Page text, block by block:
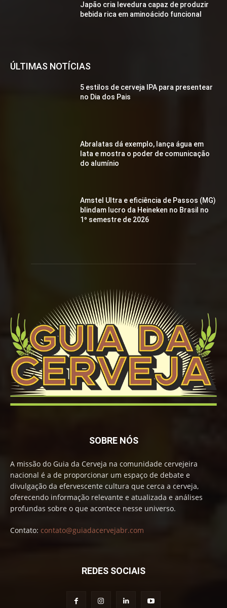
Japão cria levedura capaz de produzir
bebida rica em aminoácido funcional
ÚLTIMAS NOTÍCIAS
5 estilos de cerveja IPA para presentear
no Dia dos Pais
Abralatas dá exemplo, lança água em
lata e mostra o poder de comunicação
do alumínio
Amstel Ultra e eficiência de Passos (MG)
blindam lucro da Heineken no Brasil no
1º semestre de 2026
SOBRE NÓS
A missão do Guia da Cerveja na comunidade cervejeira
nacional é a de proporcionar um espaço de debate e
divulgação da efervescente cultura que cerca a cerveja,
oferecendo informação relevante e atualizada e análises
profundas sobre o que acontece nesse universo.
Contato: contato@guiadacervejabr.com
REDES SOCIAIS